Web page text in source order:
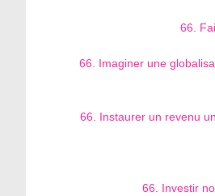
66.
66. Imaginer une
66. Instaurer un revenu
66. Investir